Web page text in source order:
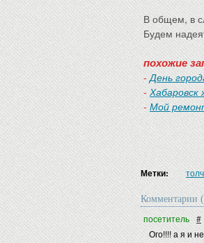
В общем, в
Будем
похожие
-День
-
- Мой
Метки:
Комментарии
посетитель #
Ого!!!! а я и